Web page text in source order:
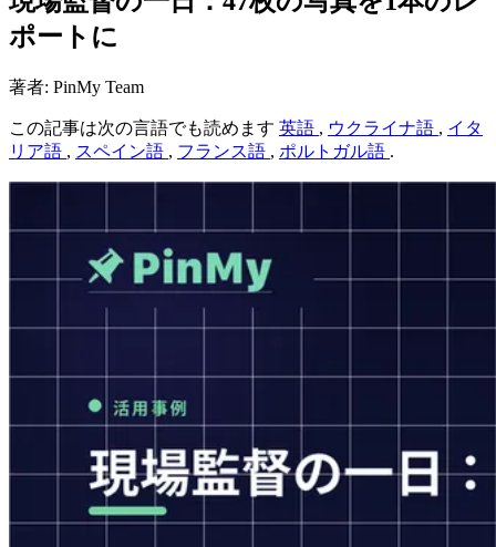
ポートに
著者: PinMy Team
この記事は次の言語でも読めます 英語 , ウクライナ語 , イタ
リア語 , スペイン語 , フランス語 , ポルトガル語 .